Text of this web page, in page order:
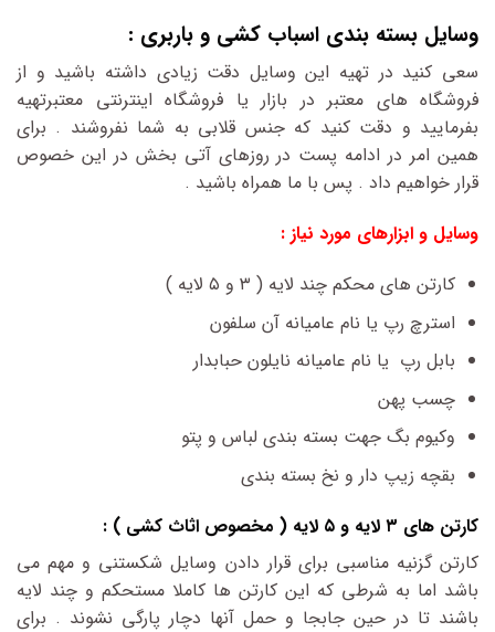
وسایل بسته بندی اسباب کشی و باربری :
سعی کنید در تهیه این وسایل دقت زیادی داشته باشید و از
فروشگاه های معتبر در بازار یا فروشگاه اینترنتی معتبرتهیه
بفرمایید و دقت کنید که جنس قلابی به شما نفروشند . برای
همین امر در ادامه پست در روزهای آتی بخش در این خصوص
قرار خواهیم داد . پس با ما همراه باشید .
وسایل و ابزارهای مورد نیاز :
کارتن های محکم چند لایه ( ۳ و ۵ لایه )
استرچ رپ یا نام عامیانه آن سلفون
بابل رپ یا نام عامیانه نایلون حبابدار
چسب پهن
وکیوم بگ جهت بسته بندی لباس و پتو
بقچه زیپ دار و نخ بسته بندی
کارتن های ۳ لایه و ۵ لایه ( مخصوص اثاث کشی ) :
کارتن گزنیه مناسبی برای قرار دادن وسایل شکستنی و مهم می
باشد اما به شرطی که این کارتن ها کاملا مستحکم و چند لایه
باشند تا در حین جابجا و حمل آنها دچار پارگی نشوند . برای